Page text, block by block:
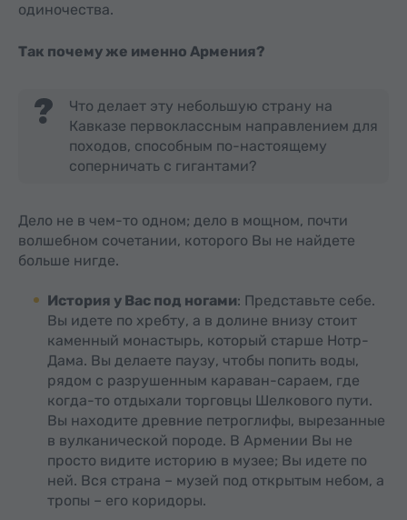
одиночества.
Так почему же именно Армения?
Что делает эту небольшую страну на
Кавказе первоклассным направлением для
походов, способным по-настоящему
соперничать с гигантами?
Дело не в чем-то одном; дело в мощном, почти
волшебном сочетании, которого Вы не найдете
больше нигде.
История у Вас под ногами: Представьте себе.
Вы идете по хребту, а в долине внизу стоит
каменный монастырь, который старше Нотр-
Дама. Вы делаете паузу, чтобы попить воды,
рядом с разрушенным караван-сараем, где
когда-то отдыхали торговцы Шелкового пути.
Вы находите древние петроглифы, вырезанные
в вулканической породе. В Армении Вы не
просто видите историю в музее; Вы идете по
ней. Вся страна – музей под открытым небом, а
тропы – его коридоры.